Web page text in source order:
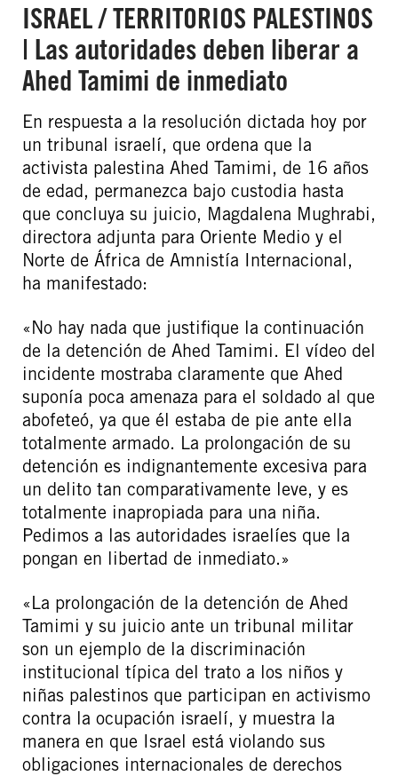
ISRAEL / TERRITORIOS PALESTINOS
| Las autoridades deben liberar a
Ahed Tamimi de inmediato
En respuesta a la resolución dictada hoy por
un tribunal israelí, que ordena que la
activista palestina Ahed Tamimi, de 16 años
de edad, permanezca bajo custodia hasta
que concluya su juicio, Magdalena Mughrabi,
directora adjunta para Oriente Medio y el
Norte de África de Amnistía Internacional,
ha manifestado:
«No hay nada que justifique la continuación
de la detención de Ahed Tamimi. El vídeo del
incidente mostraba claramente que Ahed
suponía poca amenaza para el soldado al que
abofeteó, ya que él estaba de pie ante ella
totalmente armado. La prolongación de su
detención es indignantemente excesiva para
un delito tan comparativamente leve, y es
totalmente inapropiada para una niña.
Pedimos a las autoridades israelíes que la
pongan en libertad de inmediato.»
«La prolongación de la detención de Ahed
Tamimi y su juicio ante un tribunal militar
son un ejemplo de la discriminación
institucional típica del trato a los niños y
niñas palestinos que participan en activismo
contra la ocupación israelí, y muestra la
manera en que Israel está violando sus
obligaciones internacionales de derechos